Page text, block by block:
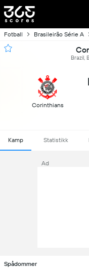
Fotball Brasileirão Série A
Brazil,
Corinthians
Kamp Statistikk
Ad
Spådommer